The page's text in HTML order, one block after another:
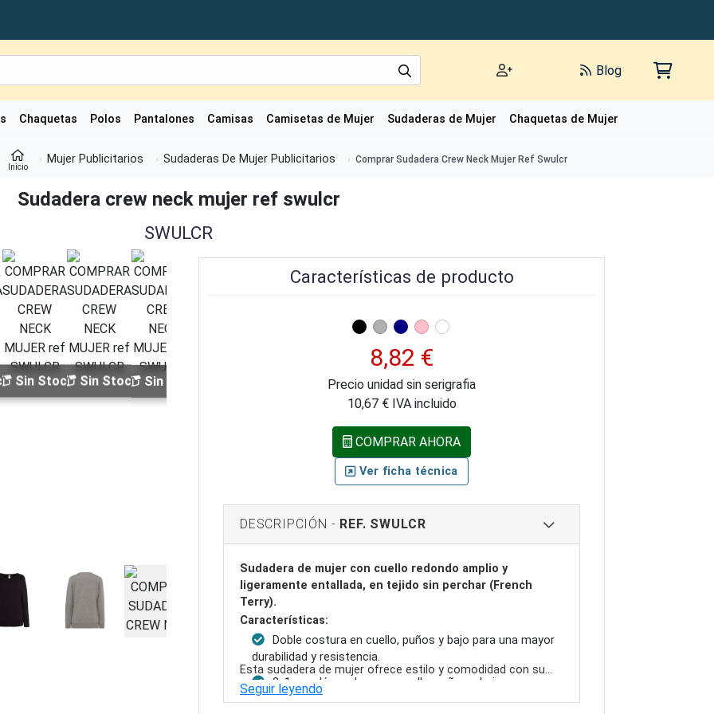
Blog
Chaquetas Polos Pantalones Camisas Camisetas de Mujer Sudaderas de Mujer Chaquetas de Mujer
Inicio
Mujer Publicitarios Sudaderas De Mujer Publicitarios Comprar Sudadera Crew Neck Mujer Ref Swulcr
Sudadera crew neck mujer ref swulcr
SWULCR
Sin StockSin StockSin Stock Sin StockSin StockSin Stock
Características de producto
8,82 €
Precio unidad sin serigrafia
10,67 € IVA incluido
COMPRAR AHORA
Ver ficha técnica
DESCRIPCIÓN - REF. SWULCR
Sudadera de mujer con cuello redondo amplio y
ligeramente entallada, en tejido sin perchar (French
Terry).
Características:
Doble costura en cuello, puños y bajo para una mayor
durabilidad y resistencia.
2x1 canalé con lycra en cuello, puños y bajo para un
ajuste cómodo y ceñido.
Esta sudadera de mujer ofrece estilo y comodidad con su
cuello redondo amplio y su corte ligeramente entallado. El
tejido French Terry proporciona una sensación suave en el
Seguir leyendo